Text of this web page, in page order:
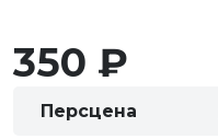
350 ₽
Персцена